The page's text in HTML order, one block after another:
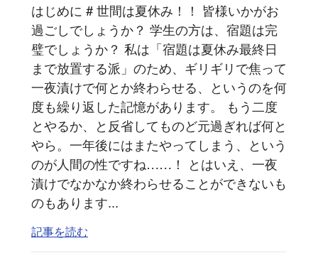
はじめに # 世間は夏休み！！ 皆様いかがお
過ごしでしょうか？ 学生の方は、宿題は完
璧でしょうか？ 私は「宿題は夏休み最終日
まで放置する派」のため、ギリギリで焦って
一夜漬けで何とか終わらせる、というのを何
度も繰り返した記憶があります。 もう二度
とやるか、と反省してものど元過ぎれば何と
やら。一年後にはまたやってしまう、という
のが人間の性ですね……！ とはいえ、一夜
漬けでなかなか終わらせることができないも
のもあります...
記事を読む